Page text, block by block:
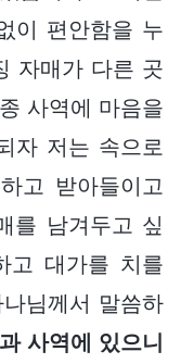
이 편안함을 누
자매가 다른 곳
사역에 마음을
자 저는 속으로
고 받아들이고
를 남겨두고 싶
고 대가를 치를
님께서 말씀하
사역에 있으니